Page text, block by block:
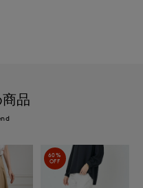
品
60%
OFF